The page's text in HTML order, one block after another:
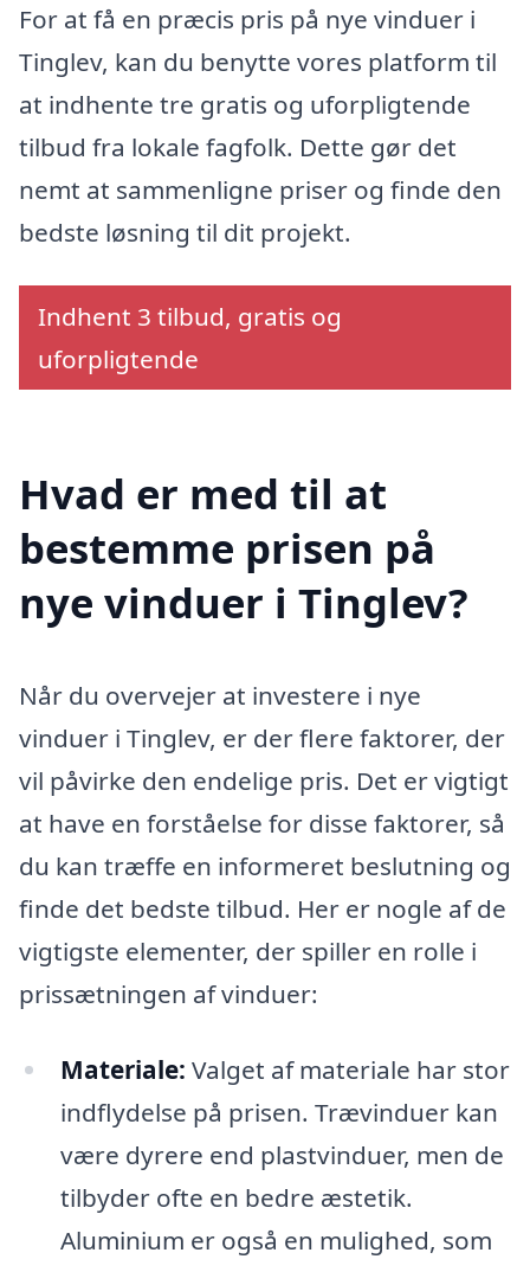
For at få en præcis pris på nye vinduer i
Tinglev, kan du benytte vores platform til
at indhente tre gratis og uforpligtende
tilbud fra lokale fagfolk. Dette gør det
nemt at sammenligne priser og finde den
bedste løsning til dit projekt.
Indhent 3 tilbud, gratis og
uforpligtende
Hvad er med til at
bestemme prisen på
nye vinduer i Tinglev?
Når du overvejer at investere i nye
vinduer i Tinglev, er der flere faktorer, der
vil påvirke den endelige pris. Det er vigtigt
at have en forståelse for disse faktorer, så
du kan træffe en informeret beslutning og
finde det bedste tilbud. Her er nogle af de
vigtigste elementer, der spiller en rolle i
prissætningen af vinduer:
Materiale: Valget af materiale har stor
indflydelse på prisen. Trævinduer kan
være dyrere end plastvinduer, men de
tilbyder ofte en bedre æstetik.
Aluminium er også en mulighed, som